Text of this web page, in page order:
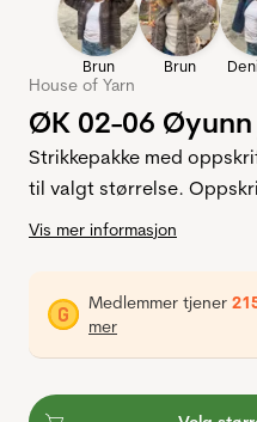
Brun Brun
House of Yarn
ØK 02-06 Øyunn
Strikkepakke med
til valgt størrelse.
Vis mer informasjon
Medlemmer tjener
mer